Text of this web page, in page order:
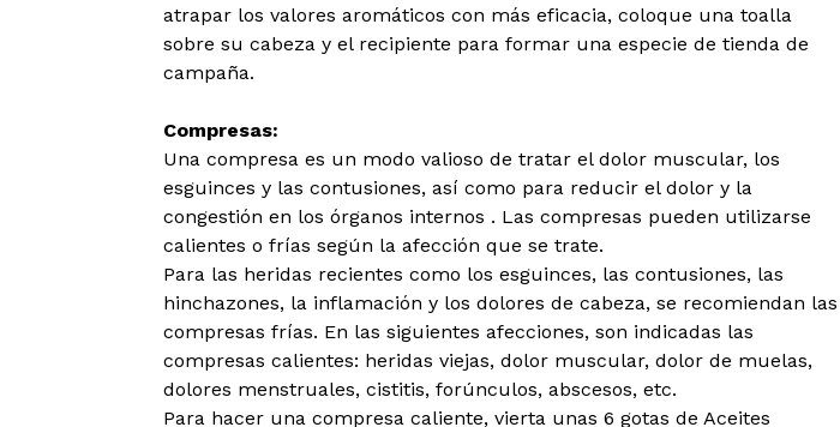
atrapar los valores aromáticos con más eficacia, coloque una toalla
sobre su cabeza y el recipiente para formar una especie de tienda de
campaña.
Compresas:
Una compresa es un modo valioso de tratar el dolor muscular, los
esguinces y las contusiones, así como para reducir el dolor y la
congestión en los órganos internos . Las compresas pueden utilizarse
calientes o frías según la afección que se trate.
Para las heridas recientes como los esguinces, las contusiones, las
hinchazones, la inflamación y los dolores de cabeza, se recomiendan las
compresas frías. En las siguientes afecciones, son indicadas las
compresas calientes: heridas viejas, dolor muscular, dolor de muelas,
dolores menstruales, cistitis, forúnculos, abscesos, etc.
Para hacer una compresa caliente, vierta unas 6 gotas de Aceites